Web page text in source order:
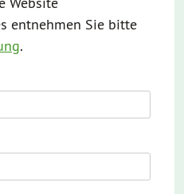
entnehmen Sie bitte
.